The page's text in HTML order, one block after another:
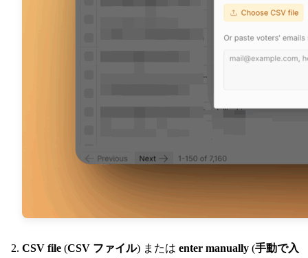
CSV file (CSV ファイル) または enter manually (手動で入